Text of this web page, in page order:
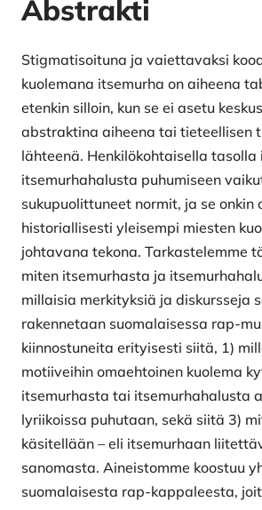
Abstrakti
Stigmatisoituna ja vaiettavaksi
kuolemana itsemurha on aiheena
etenkin silloin, kun se ei asetu
abstraktina aiheena tai tieteellisen
lähteenä. Henkilökohtaisella
itsemurhahalusta puhumiseen
sukupuolittuneet normit, ja se onkin
historiallisesti yleisempi miesten
johtavana tekona. Tarkastelemme
miten itsemurhasta ja
millaisia merkityksiä ja diskursseja
rakennetaan suomalaisessa rap-
kiinnostuneita erityisesti siitä, 1)
motiiveihin omaehtoinen kuolema
itsemurhasta tai itsemurhahalusta
lyriikoissa puhutaan, sekä siitä 3)
käsitellään – eli itsemurhaan
sanomasta. Aineistomme koostuu
suomalaisesta rap-kappaleesta,